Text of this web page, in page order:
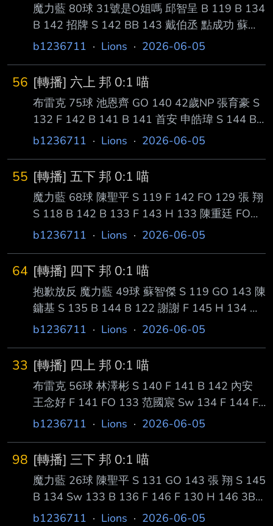
魔力藍 80球 31號是O姐嗎 邱智呈 B 119 B 134
B 142 招牌 S 142 BB 143 戴伯丞 點成功 蘇智
傑 S 144 GO 144 陳鏞基 B 137 Sw 143 F 136
Sw 144 S 123 K 魔力藍 95球 -- 李建勳轉隊了
一下
b1236711 · Lions · 2026-06-05
56 [轉播] 六上 邦 0:1 喵
布雷克 75球 池恩齊 GO 140 42歲NP 張育豪 S
132 F 142 B 141 B 141 首安 申皓瑋 S 144 B
143 F 133 有D沒P 聖光背後傳球 2OUT一壘 林
感覺都會往前一點 FO --
b1236711 · Lions · 2026-06-05
55 [轉播] 五下 邦 0:1 喵
魔力藍 68球 陳聖平 S 119 F 142 FO 129 張 翔
S 118 B 142 B 133 F 143 H 133 陳重廷 FO
143 邱智呈 B 146 Sw 135 B CS --
b1236711 · Lions · 2026-06-05
64 [轉播] 四下 邦 0:1 喵
抱歉放反 魔力藍 49球 蘇智傑 S 119 GO 143 陳
鏞基 S 135 B 144 B 122 謝謝 F 145 H 134 潘
傑楷 B 144 S 122 B 145 B 134 在聊巨大黑青
是判揮棒不是判好球? 曾智偵有45歲SB 李丞齡
B 134 B 144 B 131 S 144 F 134 Sw 145 K 68
球 --
b1236711 · Lions · 2026-06-05
33 [轉播] 四上 邦 0:1 喵
布雷克 56球 林澤彬 S 140 F 141 B 142 內安
王念好 F 141 FO 133 范國宸 Sw 134 F 144 F
143 B 131 國防布 DP --
b1236711 · Lions · 2026-06-05
98 [轉播] 三下 邦 0:1 喵
魔力藍 26球 陳聖平 S 131 GO 143 張 翔 S 145
B 134 Sw 133 B 136 F 146 F 130 H 146 3B
主播鐵嘴 陳重廷 F 132 F 144 H 132 1:0 邱智
b1236711 · Lions · 2026-06-05